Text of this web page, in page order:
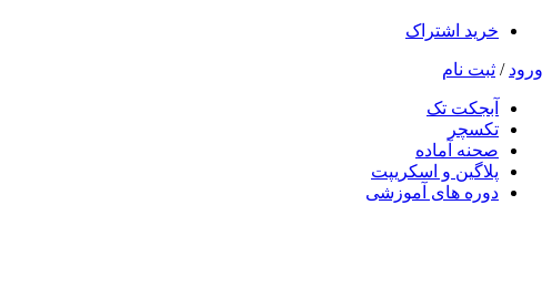
خرید اشتراک
ورود / ثبت نام
آبجکت تک
تکسچر
صحنه آماده
پلاگین و اسکریپت
دوره های آموزشی